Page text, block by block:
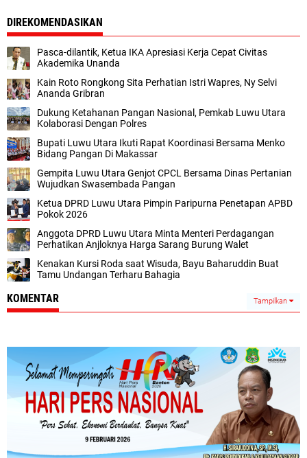
DIREKOMENDASIKAN
Pasca-dilantik, Ketua IKA Apresiasi Kerja Cepat Civitas
Akademika Unanda
Kain Roto Rongkong Sita Perhatian Istri Wapres, Ny Selvi
Ananda Gribran
Dukung Ketahanan Pangan Nasional, Pemkab Luwu Utara
Kolaborasi Dengan Polres
Bupati Luwu Utara Ikuti Rapat Koordinasi Bersama Menko
Bidang Pangan Di Makassar
Gempita Luwu Utara Genjot CPCL Bersama Dinas Pertanian
Wujudkan Swasembada Pangan
Ketua DPRD Luwu Utara Pimpin Paripurna Penetapan APBD
Pokok 2026
Anggota DPRD Luwu Utara Minta Menteri Perdagangan
Perhatikan Anjloknya Harga Sarang Burung Walet
Kenakan Kursi Roda saat Wisuda, Bayu Baharuddin Buat
Tamu Undangan Terharu Bahagia
KOMENTAR Tampilkan